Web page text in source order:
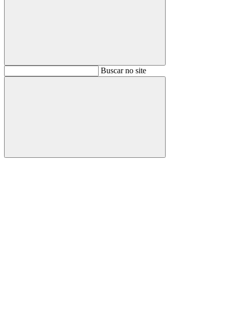
BuscarBuscar no site
Buscar